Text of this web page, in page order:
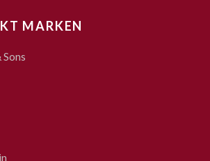
MARKEN
Sons